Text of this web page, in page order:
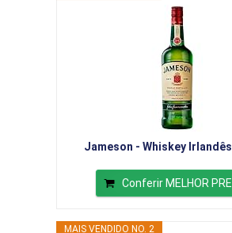
Jameson - Whiskey
Conferir MELHOR
MAIS VENDIDO NO. 2